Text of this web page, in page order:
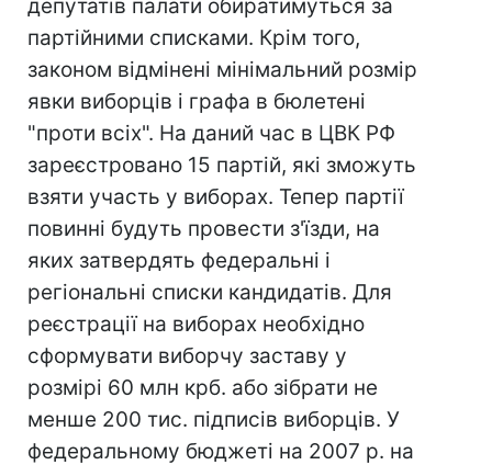
депутатів палати обиратимуться за
партійними списками. Крім того,
законом відмінені мінімальний розмір
явки виборців і графа в бюлетені
"проти всіх". На даний час в ЦВК РФ
зареєстровано 15 партій, які зможуть
взяти участь у виборах. Тепер партії
повинні будуть провести з'їзди, на
яких затвердять федеральні і
регіональні списки кандидатів. Для
реєстрації на виборах необхідно
сформувати виборчу заставу у
розмірі 60 млн крб. або зібрати не
менше 200 тис. підписів виборців. У
федеральному бюджеті на 2007 р. на